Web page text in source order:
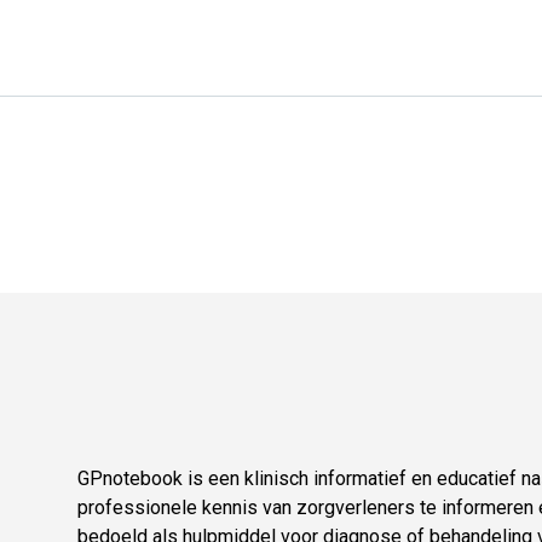
GPnotebook is een klinisch informatief en educatief
professionele kennis van zorgverleners te informeren
bedoeld als hulpmiddel voor diagnose of behandeling